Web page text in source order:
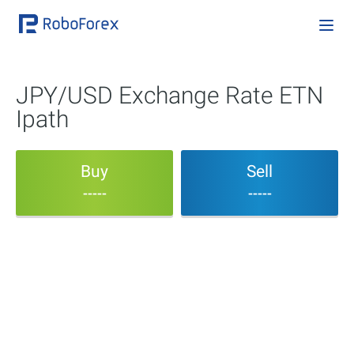
JPY/USD Exchange Rate ETN
Ipath
Buy
-----
Sell
-----